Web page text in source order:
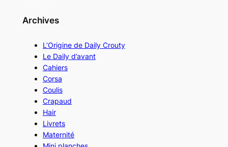
Archives
L’Origine de Daily Crouty
Le Daily d’avant
Cahiers
Corsa
Coulis
Crapaud
Hair
Livrets
Maternité